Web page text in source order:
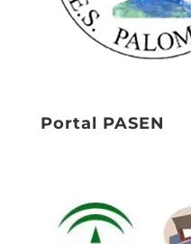
Portal PASEN